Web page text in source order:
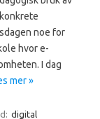
noe for
hvor e-
I dag
mer »
digital